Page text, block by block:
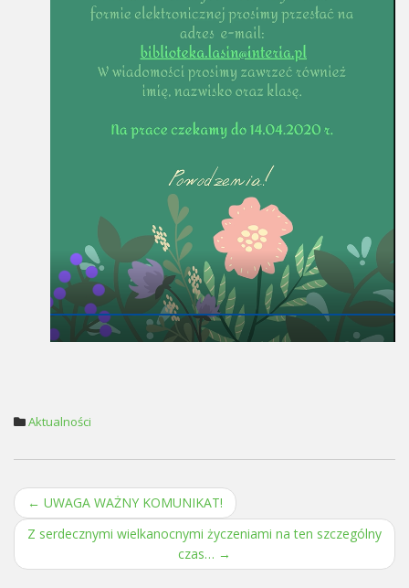
Aktualności
Post navigation
← UWAGA WAŻNY KOMUNIKAT!
Z serdecznymi wielkanocnymi życzeniami na ten szczególny
czas… →